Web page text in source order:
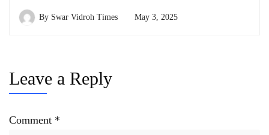
By Swar Vidroh Times May 3, 2025
Leave a Reply
Comment *